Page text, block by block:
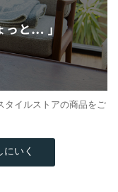
タイルストアの商品をご
いく